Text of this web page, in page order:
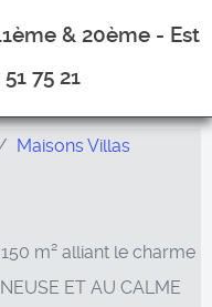
& 20ème - Est
75 21
Maisons Villas
m² alliant le charme
ET AU CALME